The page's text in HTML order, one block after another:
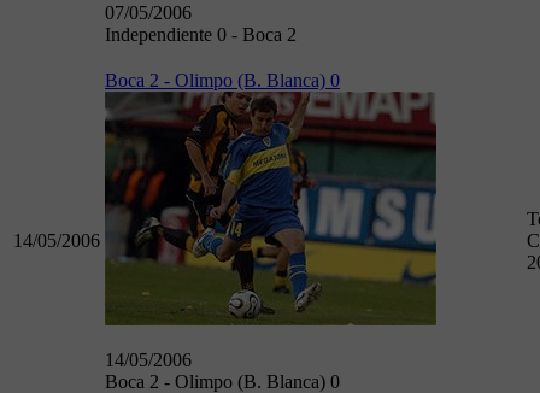
07/05/2006
Independiente 0 - Boca 2
14/05/2006
Boca 2 - Olimpo (B. Blanca) 0
14/05/2006
Boca 2 - Olimpo (B. Blanca) 0